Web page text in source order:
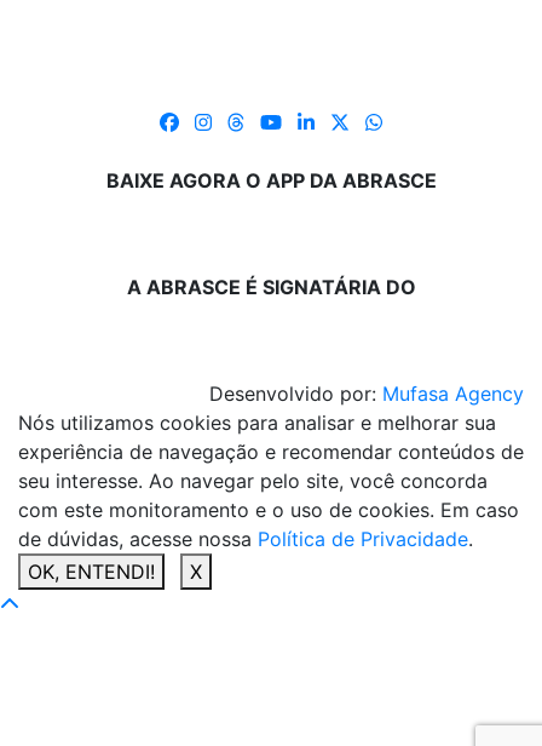
BAIXE AGORA O APP DA ABRASCE
A ABRASCE É SIGNATÁRIA DO
Desenvolvido por: Mufasa Agency
Nós utilizamos cookies para analisar e melhorar sua
experiência de navegação e recomendar conteúdos de
seu interesse. Ao navegar pelo site, você concorda
com este monitoramento e o uso de cookies. Em caso
de dúvidas, acesse nossa Política de Privacidade.
OK, ENTENDI!
X